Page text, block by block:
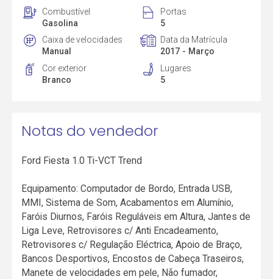
Combustível
Gasolina
Portas
5
Caixa de velocidades
Manual
Data da Matrícula
2017 - Março
Cor exterior
Branco
Lugares
5
Notas do vendedor
Ford Fiesta 1.0 Ti-VCT Trend
Equipamento: Computador de Bordo, Entrada USB,
MMI, Sistema de Som, Acabamentos em Alumínio,
Faróis Diurnos, Faróis Reguláveis em Altura, Jantes de
Liga Leve, Retrovisores c/ Anti Encadeamento,
Retrovisores c/ Regulação Eléctrica, Apoio de Braço,
Bancos Desportivos, Encostos de Cabeça Traseiros,
Manete de velocidades em pele, Não fumador,